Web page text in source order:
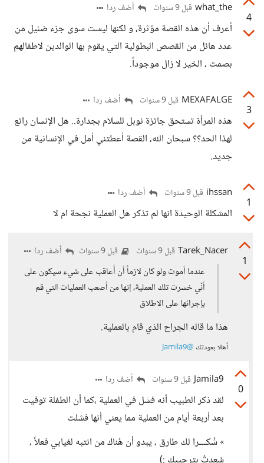
4
what_the قبل 9 سنوات أضف ردا
أعرف أن هذه القصة مؤثرة، و لكنها ليست سوى جزء ضئيل من
عدد هائل من القصص البطولية التي يقوم بها الوالدين لاطفالهم
بصمت ، الخير لا زال موجوداً.
3
MEXAFALGE قبل 9 سنوات أضف ردا
هذه المرأة تستحق جائزة نوبل للسلام بجدارة.. هل الإنسان رائع
لهذا الحد؟؟ سبحان الله، القصة أعطتني أمل في الإنسانية من
جديد.
1
ihssan قبل 9 سنوات أضف ردا
المشكلة الوحيدة انها لم تذكر هل العملية نجحة ام لا
1
Tarek_Nacer قبل 9 سنوات قبل 9 سنوات
أضف ردا
عندما أموت ولو كان لازماً أن أُعاقب على شيء سيكون على
أنّي خسرت تلك العملية، إنها من أصعب العمليات التي قم
بإجرائها على الاطلاق
هذا ما قاله الجراح الذي قام بالعملية.
أهلا بعودتك @Jamila9
‍
0
Jamila9 قبل 9 سنوات أضف ردا
لقد ذكر الطبيب أنه فشل في العملية ،كما أن الطفلة توفيت
بعد أربعة أيام من العملية مما يعني أنها فشلت
» شُكـــرا لك طارق ، يبدو أن هُناك من انتبه لغيابي فعلاً ،